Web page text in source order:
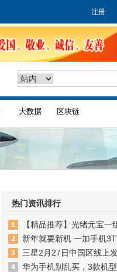
注册
大数据 区块链
热门资讯排行
【精品推荐】光绪元宝一
新年就要新机 一加手机
三星2月27日中国区线上
华为手机别乱买，3款机